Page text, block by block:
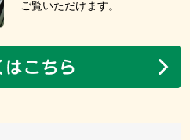
ご覧いただけます。